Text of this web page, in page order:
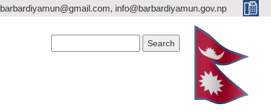
barbardiyamun@gmail.com, info@barbardiyamun.gov.np